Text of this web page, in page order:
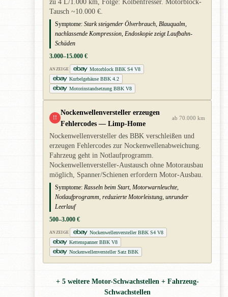
zu 4 L/1.000 km, Folge: Kolbenfresser. Motorblock-
Tausch ~10.000 €.
Symptome: Stark steigender Ölverbrauch, Blauqualm,
nachlassende Kompression, Endoskopie zeigt Laufbahn-
Schäden
3.000–15.000 €
ANZEIGE
Motorblock BBK S4 V8
Kurbelgehäuse BBK 4.2
Motorinstandsetzung BBK V8
!!
Nockenwellenversteller erzeugen
Fehlercodes — Limp-Home
ab 70.000 km
Nockenwellenversteller des BBK verschleißen und
erzeugen Fehlercodes zur Nockenwellenabweichung.
Fahrzeug geht in Notlaufprogramm.
Nockenwellenversteller-Austausch ohne Motorausbau
möglich, Spanner/Schienen erfordern Motor-Ausbau.
Symptome: Rasseln beim Start, Motorwarnleuchte,
Notlaufprogramm, reduzierte Motorleistung, unrunder
Leerlauf
500–3.000 €
ANZEIGE
Nockenwellenversteller BBK S4 V8
Kettenspanner BBK V8
Nockenwellenversteller Satz BBK
+ 5 weitere Motor-Schwachstellen + Fahrzeug-
Schwachstellen